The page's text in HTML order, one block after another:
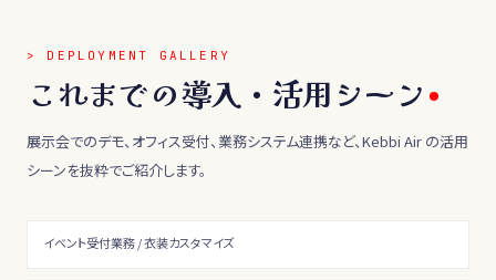
> DEPLOYMENT GALLERY
これまでの導入・活用シーン
展示会でのデモ、オフィス受付、業務システム連携など、Kebbi Air の活用
シーンを抜粋でご紹介します。
イベント受付業務 / 衣装カスタマイズ